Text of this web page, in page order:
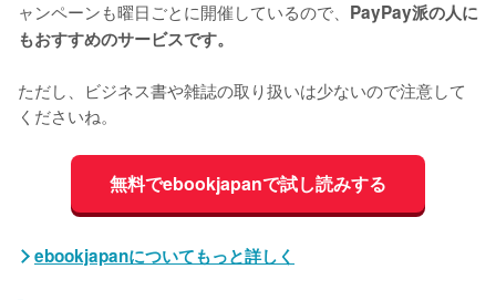
ャンペーンも曜日ごとに開催しているので、 PayPay派の人に
もおすすめのサービスです。
ただし、ビジネス書や雑誌の取り扱いは少ないので注意して
くださいね。
無料でebookjapanで試し読みする
ebookjapanについてもっと詳しく